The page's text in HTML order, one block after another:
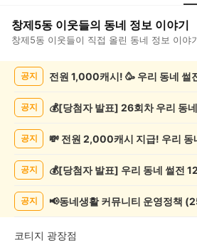
창제5동 이웃들의 동네 정보 이야기
창제5동 이웃들이 직접 올린 동네 정보 이야
목
공지 전원 1,000캐시! 🥳 우리 동네 썰
공지
공지
공지
공지 📢동네생활 커뮤니티 운영정책
코티지 광장점